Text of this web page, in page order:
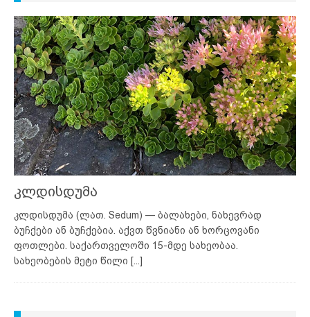
კლდისდუმა
კლდისდუმა (ლათ. Sedum) — ბალახები, ნახევრად
ბუჩქები ან ბუჩქებია. აქვთ წვნიანი ან ხორცოვანი
ფოთლები. საქართველოში 15-მდე სახეობაა.
სახეობების მეტი წილი [...]